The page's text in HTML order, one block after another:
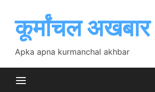
contentकूर्मांचल अखबार
Apka apna kurmanchal akhbar